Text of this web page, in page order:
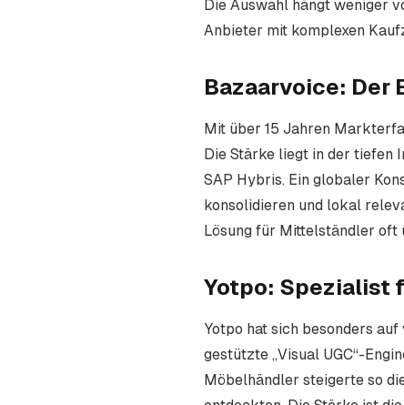
Die Auswahl hängt weniger
Anbieter mit komplexen
Bazaarvoice:
Mit über 15 Jahren
Die Stärke liegt in der tiefen
SAP Hybris. Ein globaler
konsolidieren und lokal
Lösung für Mittelständler oft
Yotpo: Spezialist
Yotpo hat sich besonders
gestützte „Visual UGC“-
Möbelhändler steigerte so